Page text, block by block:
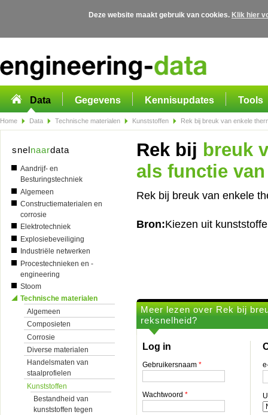
Deze website maakt gebruik van cookies. Klik hier
Data Gegevens Kennisupdates Tools
Home Data Technische materialen Kunststoffen Rek bij breuk van enkele
snelnaardata
Aandrijf- en
Besturingstechniek
Algemeen
Constructiematerialen en
corrosie
Elektrotechniek
Explosiebeveiliging
Industriële netwerken
Procestechnieken en -
engineering
Stoom
Technische materialen
Algemeen
Composieten
Corrosie
Diverse materialen
Handelsmaten van
staalprofielen
Kunststoffen
Bestandheid van
kunststoffen tegen
Rek bij breuk
als functie
Rek bij breuk van enkele
Bron:Kiezen uit
Meer lezen over Rek bij
reksnelheid?
Log in
Gebruikersnaam *
Wachtwoord *